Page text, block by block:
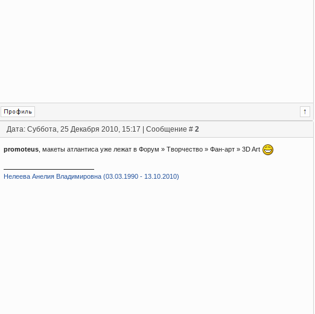
Дата: Суббота, 25 Декабря 2010, 15:17 | Сообщение # 2
promoteus , макеты атлантиса уже лежат в Форум » Творчество » Фан-арт » 3D Art
Нелеева Анелия Владимировна (03.03.1990 - 13.10.2010)